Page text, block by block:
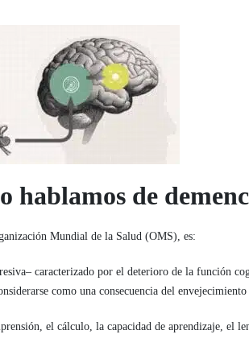
hablamos de
Mundial de la Salud (OMS), es:
caracterizado por el deterioro de la función
como una consecuencia del
el cálculo, la capacidad de aprendizaje, el